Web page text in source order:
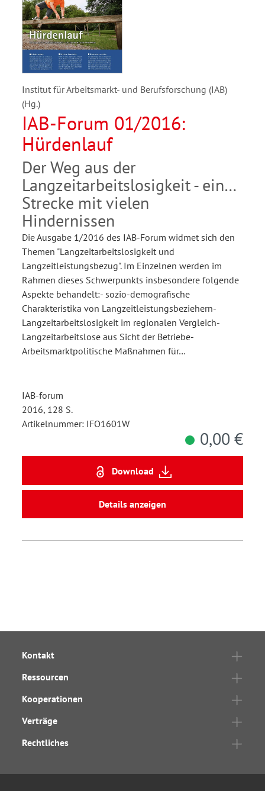
Institut für Arbeitsmarkt- und Berufsforschung (IAB)
(Hg.)
IAB-Forum 01/2016:
Hürdenlauf
Der Weg aus der
Langzeitarbeitslosigkeit - eine
Strecke mit vielen
Hindernissen
Die Ausgabe 1/2016 des IAB-Forum widmet sich den
Themen "Langzeitarbeitslosigkeit und
Langzeitleistungsbezug". Im Einzelnen werden im
Rahmen dieses Schwerpunkts insbesondere folgende
Aspekte behandelt:- sozio-demografische
Charakteristika von Langzeitleistungsbeziehern-
Langzeitarbeitslosigkeit im regionalen Vergleich-
Langzeitarbeitslose aus Sicht der Betriebe-
Arbeitsmarktpolitische Maßnahmen für…
IAB-forum
2016, 128 S.
Artikelnummer: IFO1601W
0,00 €
Download
Details anzeigen
Kontakt
Ressourcen
Kooperationen
Verträge
Rechtliches